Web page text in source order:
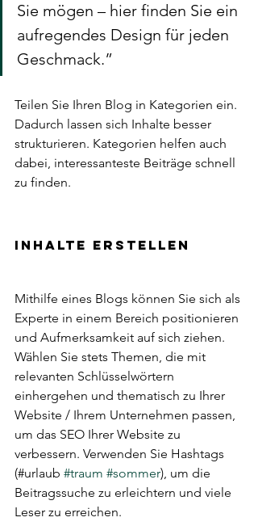
Sie mögen – hier finden Sie ein
aufregendes Design für jeden
Geschmack.”
Teilen Sie Ihren Blog in Kategorien ein.
Dadurch lassen sich Inhalte besser
strukturieren. Kategorien helfen auch
dabei, interessanteste Beiträge schnell
zu finden.
Inhalte erstellen
Mithilfe eines Blogs können Sie sich als
Experte in einem Bereich positionieren
und Aufmerksamkeit auf sich ziehen.
Wählen Sie stets Themen, die mit
relevanten Schlüsselwörtern
einhergehen und thematisch zu Ihrer
Website / Ihrem Unternehmen passen,
um das SEO Ihrer Website zu
verbessern. Verwenden Sie Hashtags
(#urlaub #traum #sommer), um die
Beitragssuche zu erleichtern und viele
Leser zu erreichen.